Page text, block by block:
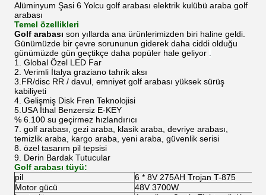
Alüminyum Şasi 6 Yolcu golf arabası elektrik kulübü araba golf
arabası
Temel özellikleri
Golf arabası son yıllarda ana ürünlerimizden biri haline geldi.
Günümüzde bir çevre sorununun giderek daha ciddi olduğu
günümüzde gün geçtikçe daha popüler hale geliyor
1. Global Özel LED Far
2. Verimli İtalya graziano tahrik aksı
3.FR/disc RR / davul, emniyet golf arabası yüksek sürüş
kabiliyeti
4. Gelişmiş Disk Fren Teknolojisi
5.USA İthal Benzersiz E-KEY
% 6.100 su geçirmez hızlandırıcı
7. golf arabası, gezi araba, klasik araba, devriye arabası,
temizlik araba, kargo araba, yeni araba, güvenlik serisi
8. özel tasarım pil tepsisi
9. Derin Bardak Tutucular
Golf arabası tüyü:
pil
6 * 8V 275AH Trojan T-875
Motor gücü
48V 3700W